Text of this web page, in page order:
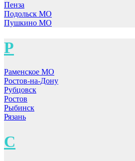
Пенза
Подольск МО
Пушкино МО
Р
Раменское МО
Ростов-на-Дону
Рубцовск
Ростов
Рыбинск
Рязань
С